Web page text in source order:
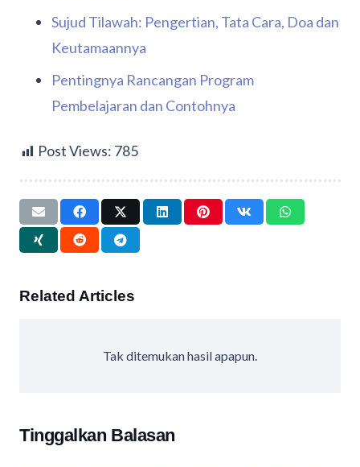
Sujud Tilawah: Pengertian, Tata Cara, Doa dan
Keutamaannya
Pentingnya Rancangan Program
Pembelajaran dan Contohnya
Post Views: 785
Related Articles
Tak ditemukan hasil apapun.
Tinggalkan Balasan